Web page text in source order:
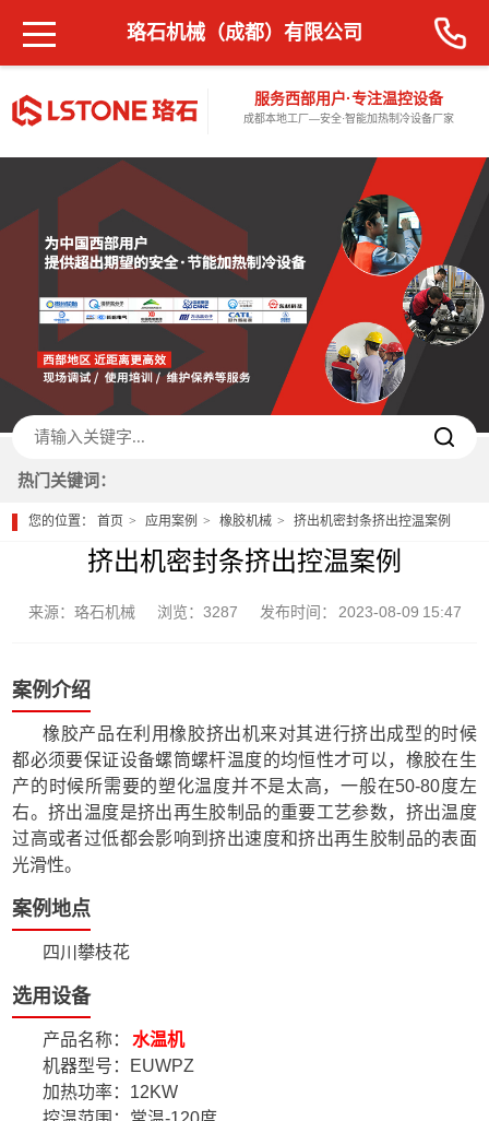
服务西部用户·专注温控设备
成都本地工厂—安全·智能加热制冷设备厂家
珞石机械（成都）有限公司
热门关键词：
您的位置：首页 应用案例 橡胶机械 挤出机密封条挤出控温案例
挤出机密封条挤出控温案例
来源：珞石机械 浏览：3287 发布时间： 2023-08-09 15:47
案例介绍
橡胶产品在利用橡胶挤出机来对其进行挤出成型的时候
都必须要保证设备螺筒螺杆温度的均恒性才可以，橡胶在生
产的时候所需要的塑化温度并不是太高，一般在50-80度左
右。挤出温度是挤出再生胶制品的重要工艺参数，挤出温度
过高或者过低都会影响到挤出速度和挤出再生胶制品的表面
光滑性。
案例地点
四川攀枝花
选用设备
产品名称：
水温机
机器型号：EUWPZ
加热功率：12KW